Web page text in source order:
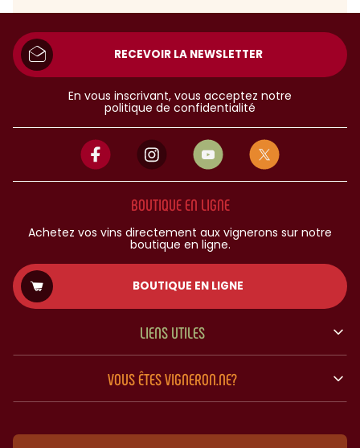
RECEVOIR LA NEWSLETTER
En vous inscrivant, vous acceptez notre
politique de confidentialité
BOUTIQUE EN LIGNE
Achetez vos vins directement aux vignerons sur notre
boutique en ligne.
BOUTIQUE EN LIGNE
LIENS UTILES
VOUS ÊTES VIGNERON.NE?